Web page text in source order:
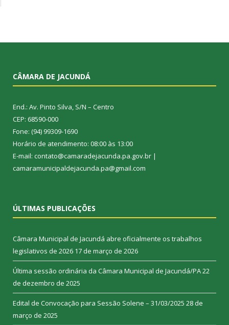
CÂMARA DE JACUNDÁ
End.: Av. Pinto Silva, S/N – Centro
CEP: 68590-000
Fone: (94) 99309-1690
Horário de atendimento: 08:00 às 13:00
E-mail: contato@camaradejacunda.pa.gov.br |
camaramunicipaldejacunda.pa@gmail.com
ÚLTIMAS PUBLICAÇÕES
Câmara Municipal de Jacundá abre oficialmente os trabalhos
legislativos de 2026 17 de março de 2026
Última sessão ordinária da Câmara Municipal de Jacundá/PA22
de dezembro de 2025
Edital de Convocação para Sessão Solene – 31/03/2025 28 de
março de 2025